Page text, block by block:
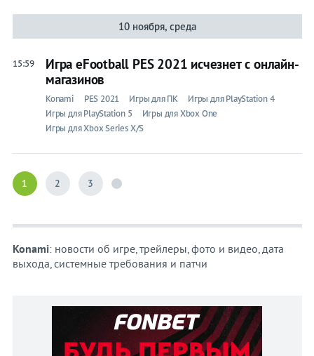
10 ноября, среда
15:59
Игра eFootball PES 2021 исчезнет с онлайн-
магазинов
Konami PES 2021 Игры для ПК
Игры для PlayStation 4
Игры для PlayStation 5
Игры для Xbox One
Игры для Xbox Series X/S
1 2 3
Konami: новости об игре, трейлеры, фото и видео, дата
выхода, системные требования и патчи